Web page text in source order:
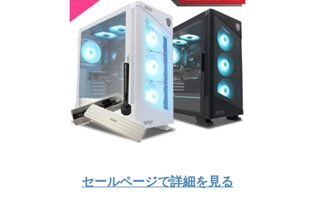
セールページで詳細を見る